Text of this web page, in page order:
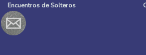
Encuentros de Solteros